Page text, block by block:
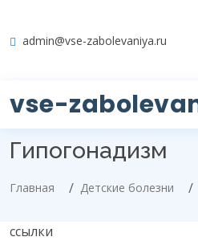
admin@vse-zabolevaniya.ru
vse-
Гипогонадизм
Главная Детские болезни
ссылки